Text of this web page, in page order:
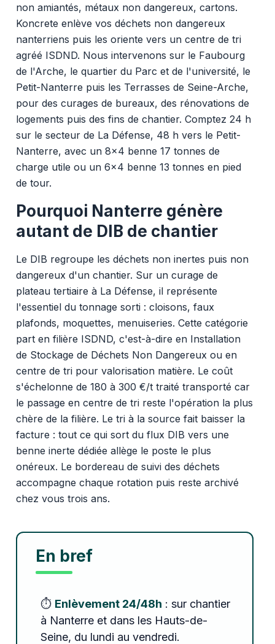
non amiantés, métaux non dangereux, cartons.
Koncrete enlève vos déchets non dangereux
nanterriens puis les oriente vers un centre de tri
agréé ISDND. Nous intervenons sur le Faubourg
de l'Arche, le quartier du Parc et de l'université, le
Petit-Nanterre puis les Terrasses de Seine-Arche,
pour des curages de bureaux, des rénovations de
logements puis des fins de chantier. Comptez 24 h
sur le secteur de La Défense, 48 h vers le Petit-
Nanterre, avec un 8x4 benne 17 tonnes de
charge utile ou un 6x4 benne 13 tonnes en pied
de tour.
Pourquoi Nanterre génère
autant de DIB de chantier
Le DIB regroupe les déchets non inertes puis non
dangereux d'un chantier. Sur un curage de
plateau tertiaire à La Défense, il représente
l'essentiel du tonnage sorti : cloisons, faux
plafonds, moquettes, menuiseries. Cette catégorie
part en filière ISDND, c'est-à-dire en Installation
de Stockage de Déchets Non Dangereux ou en
centre de tri pour valorisation matière. Le coût
s'échelonne de 180 à 300 €/t traité transporté car
le passage en centre de tri reste l'opération la plus
chère de la filière. Le tri à la source fait baisser la
facture : tout ce qui sort du flux DIB vers une
benne inerte dédiée allège le poste le plus
onéreux. Le bordereau de suivi des déchets
accompagne chaque rotation puis reste archivé
chez vous trois ans.
En bref
⏱️ Enlèvement 24/48h : sur chantier
à Nanterre et dans les Hauts-de-
Seine, du lundi au vendredi.